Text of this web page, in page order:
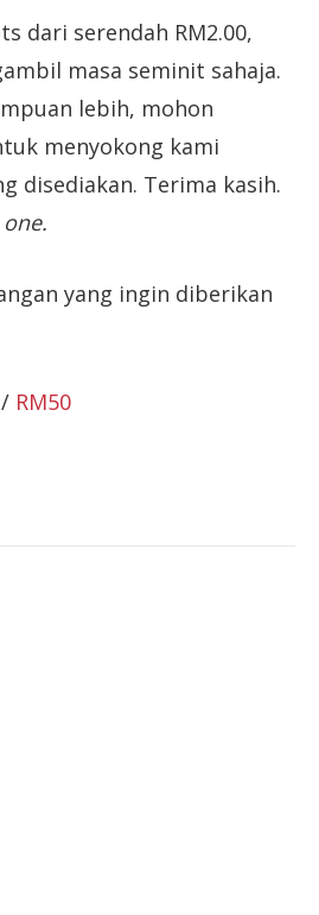
dari serendah RM2.00,
masa seminit sahaja.
lebih, mohon
menyokong kami
disediakan. Terima kasih.
yang ingin diberikan
/ RM50